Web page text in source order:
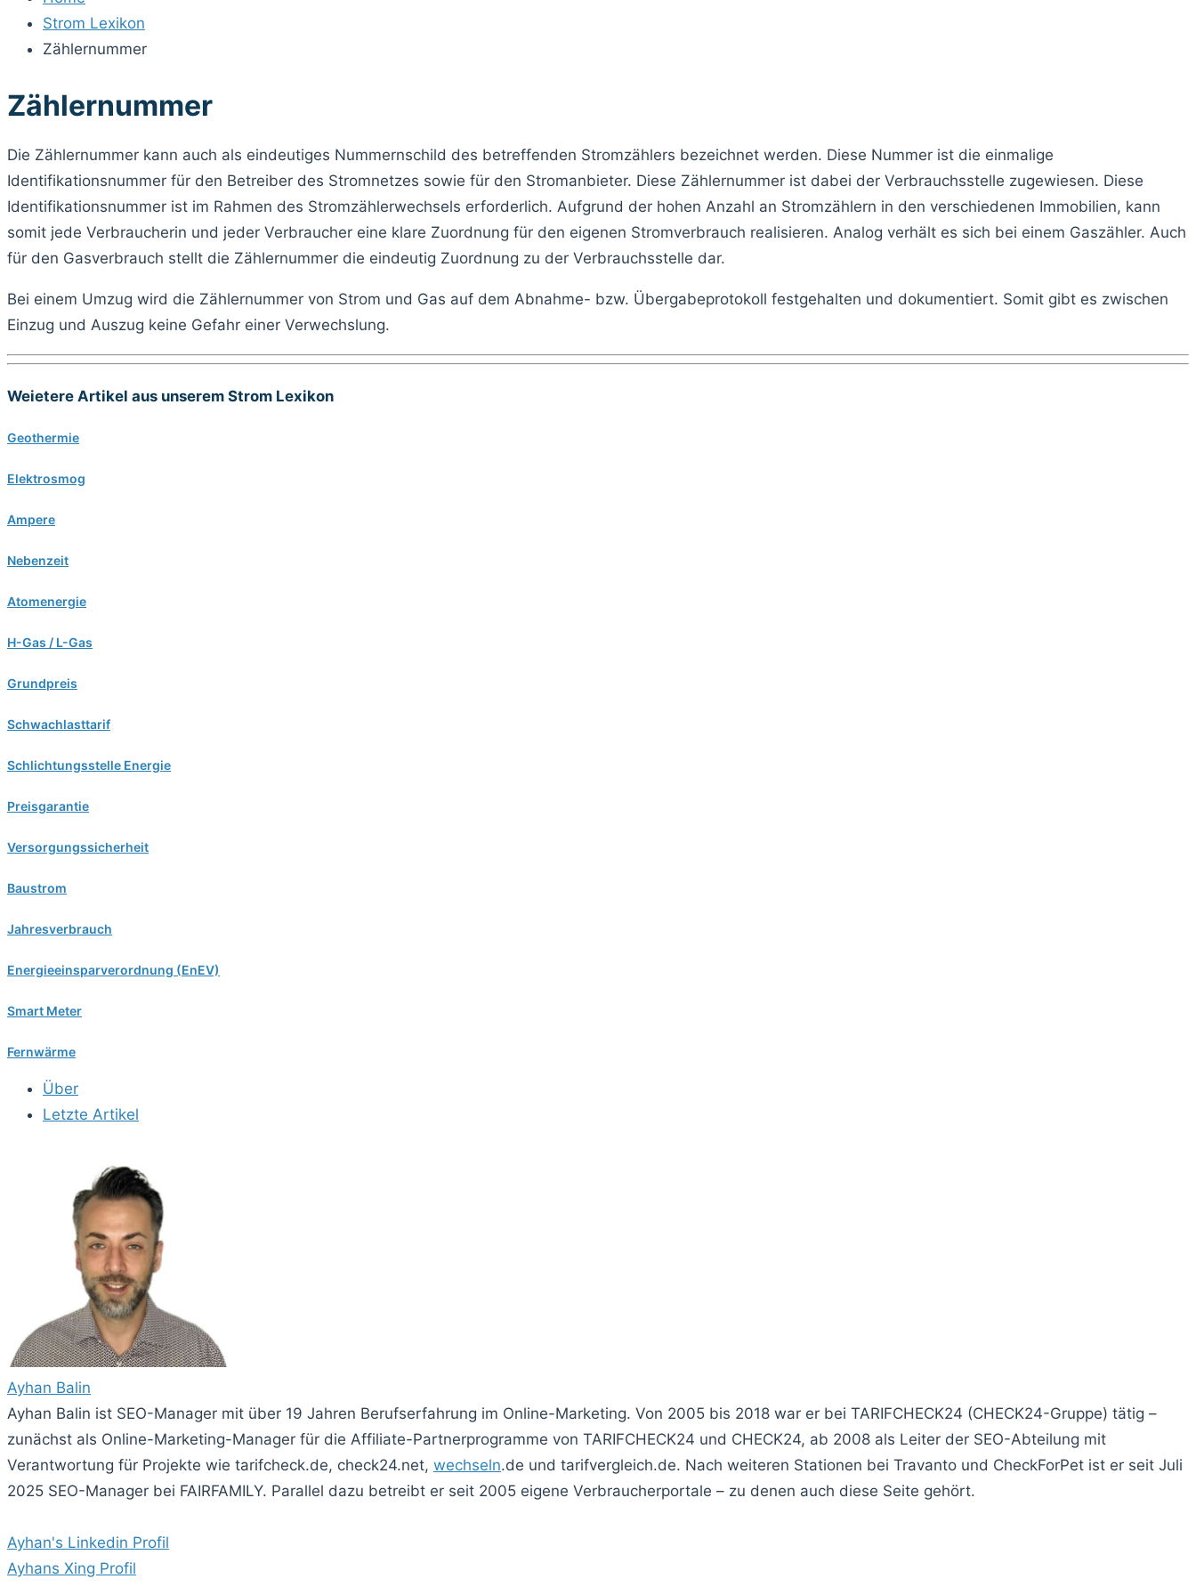
Strom Lexikon
Zählernummer
Zählernummer
Die Zählernummer kann auch als eindeutiges Nummernschild des betreffenden Stromzählers bezeichnet werden. Diese Nummer ist die einmalige
Identifikationsnummer für den Betreiber des Stromnetzes sowie für den Stromanbieter. Diese Zählernummer ist dabei der Verbrauchsstelle zugewiesen. Diese
Identifikationsnummer ist im Rahmen des Stromzählerwechsels erforderlich. Aufgrund der hohen Anzahl an Stromzählern in den verschiedenen Immobilien, kann
somit jede Verbraucherin und jeder Verbraucher eine klare Zuordnung für den eigenen Stromverbrauch realisieren. Analog verhält es sich bei einem Gaszähler. Auch
für den Gasverbrauch stellt die Zählernummer die eindeutig Zuordnung zu der Verbrauchsstelle dar.
Bei einem Umzug wird die Zählernummer von Strom und Gas auf dem Abnahme- bzw. Übergabeprotokoll festgehalten und dokumentiert. Somit gibt es zwischen
Einzug und Auszug keine Gefahr einer Verwechslung.
Weietere Artikel aus unserem Strom Lexikon
Geothermie
Elektrosmog
Ampere
Nebenzeit
Atomenergie
H-Gas / L-Gas
Grundpreis
Schwachlasttarif
Schlichtungsstelle Energie
Preisgarantie
Versorgungssicherheit
Baustrom
Jahresverbrauch
Energieeinsparverordnung (EnEV)
Smart Meter
Fernwärme
Über
Letzte Artikel
Ayhan Balin
Ayhan Balin ist SEO-Manager mit über 19 Jahren Berufserfahrung im Online-Marketing. Von 2005 bis 2018 war er bei TARIFCHECK24 (CHECK24-Gruppe) tätig –
zunächst als Online-Marketing-Manager für die Affiliate-Partnerprogramme von TARIFCHECK24 und CHECK24, ab 2008 als Leiter der SEO-Abteilung mit
Verantwortung für Projekte wie tarifcheck.de, check24.net, wechseln.de und tarifvergleich.de. Nach weiteren Stationen bei Travanto und CheckForPet ist er seit Juli
2025 SEO-Manager bei FAIRFAMILY. Parallel dazu betreibt er seit 2005 eigene Verbraucherportale – zu denen auch diese Seite gehört.
Ayhan's Linkedin Profil
Ayhans Xing Profil